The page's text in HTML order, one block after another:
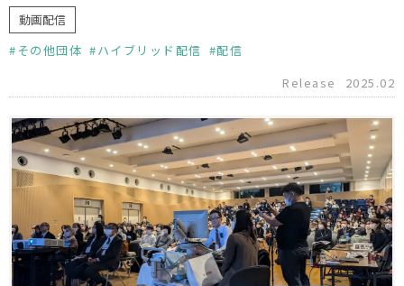
動画配信
その他団体
ハイブリッド配信
配信
Release
2025.02